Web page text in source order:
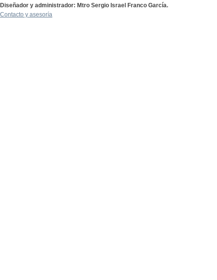
Diseñador y administrador: Mtro Sergio Israel Franco García.
Contacto y asesoría